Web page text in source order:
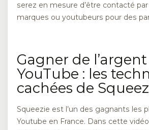
serez en mesure d’être contacté par
marques ou youtubeurs pour des
Gagner de
YouTube : les
cachées de
Squeezie est l’un des gagnants les
Youtube en France. Dans cette